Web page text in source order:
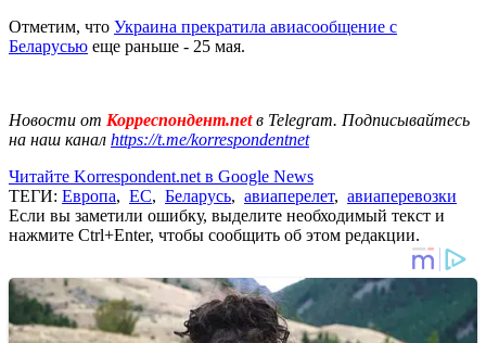
Отметим, что Украина прекратила авиасообщение с
Беларусью еще раньше - 25 мая.
Новости от Корреспондент.netв Telegram. Подписывайтесь
на наш канал https://t.me/korrespondentnet
Читайте Korrespondent.net в Google News
ТЕГИ: Европа, ЕС, Беларусь, авиаперелет, авиаперевозки
Если вы заметили ошибку, выделите необходимый текст и
нажмите Ctrl+Enter, чтобы сообщить об этом редакции.